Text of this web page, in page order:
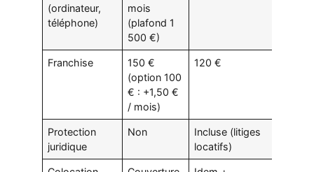
(ordinateur,
téléphone)
mois
(plafond 1
500 €)
Franchise
150 €
(option 100
€ : +1,50 €
/ mois)
120 €
Protection
juridique
Non
Incluse (litiges
locatifs)